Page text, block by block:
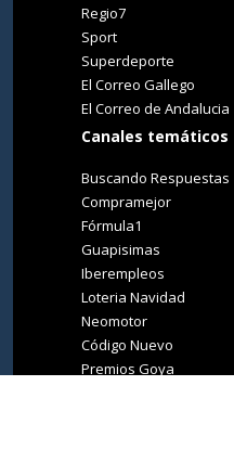
Regio7
Sport
Superdeporte
El Correo Gallego
El Correo de Andalucia
Canales temáticos
Buscando Respuestas
Compramejor
Fórmula1
Guapisimas
Iberempleos
Loteria Navidad
Neomotor
Código Nuevo
Premios Goya